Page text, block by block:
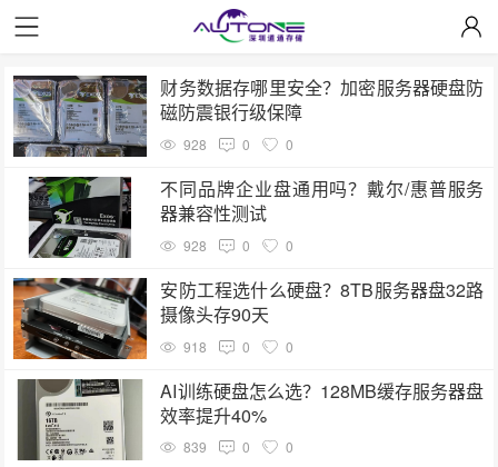
财务数据存哪里安全？加密服务器硬盘防
磁防震银行级保障
928 0 0
不同品牌企业盘通用吗？戴尔/惠普服务
器兼容性测试
928 0 0
安防工程选什么硬盘？8TB服务器盘32路
摄像头存90天
918 0 0
AI训练硬盘怎么选？128MB缓存服务器盘
效率提升40%
839 0 0